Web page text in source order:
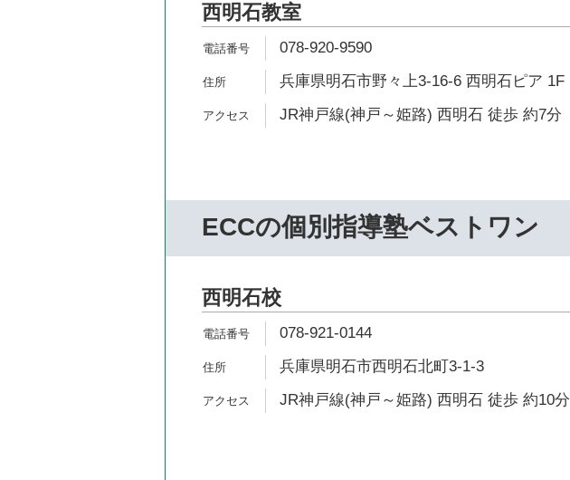
西明石教室
078-920-9590
兵庫県明石市野々上3-16-6 西明石ピア 1F
JR神戸線(神戸～姫路) 西明石 徒歩 約7分
ECCの個別指導塾ベストワン
西明石校
078-921-0144
兵庫県明石市西明石北町3-1-3
JR神戸線(神戸～姫路) 西明石 徒歩 約10分